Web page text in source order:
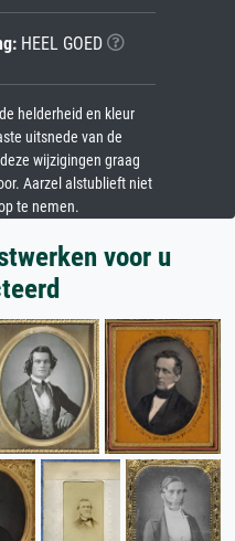
HEEL GOED
helderheid en kleur
uitsnede van de
wijzigingen graag
Aarzel alstublieft niet
te nemen.
voor u